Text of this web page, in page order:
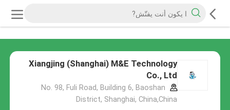
Xiangjing (Shanghai) M&E Technology
Co., Ltd
No. 98, Fuli Road, Building 6, Baoshan
District, Shanghai, China,China